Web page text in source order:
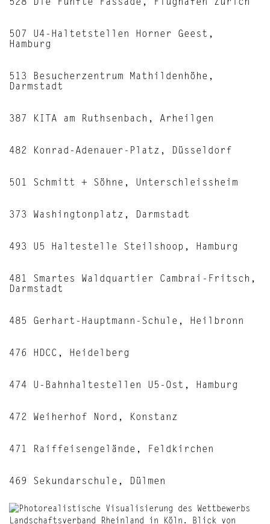
528 Die Fünfte Fassade, Flughafen Zürich
507 U4-Haltetstellen Horner Geest,
Hamburg
513 Besucherzentrum Mathildenhöhe,
Darmstadt
387 KITA am Ruthsenbach, Arheilgen
482 Konrad-Adenauer-Platz, Düsseldorf
501 Schmitt + Söhne, Unterschleissheim
373 Washingtonplatz, Darmstadt
493 U5 Haltestelle Steilshoop, Hamburg
481 Smartes Waldquartier Cambrai-Fritsch,
Darmstadt
485 Gerhart-Hauptmann-Schule, Heilbronn
476 HDCC, Heidelberg
474 U-Bahnhaltestellen U5-Ost, Hamburg
472 Weiherhof Nord, Konstanz
471 Raiffeisengelände, Feldkirchen
469 Sekundarschule, Dülmen